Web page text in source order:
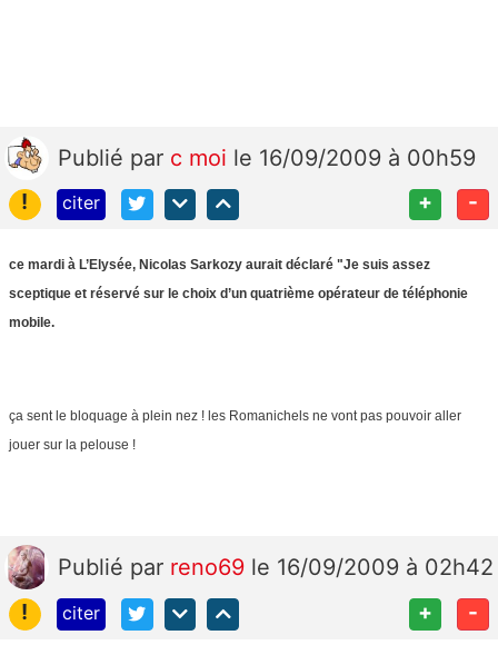
Publié par c moi le 16/09/2009 à 00h59
!
citer + -
ce mardi à L’Elysée, Nicolas Sarkozy aurait déclaré "Je suis assez
sceptique et réservé sur le choix d’un quatrième opérateur de téléphonie
mobile.
ça sent le bloquage à plein nez ! les Romanichels ne vont pas pouvoir aller
jouer sur la pelouse !
Publié par reno69 le 16/09/2009 à 02h42
!
citer + -